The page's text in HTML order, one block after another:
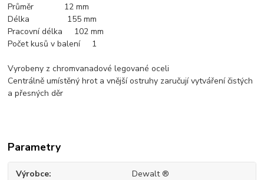
Průměr 12 mm
Délka 155 mm
Pracovní délka 102 mm
Počet kusů v balení 1
Vyrobeny z chromvanadové legované oceli
Centrálně umístěný hrot a vnější ostruhy zaručují vytváření čistých
a přesných děr
Parametry
Výrobce Dewalt ®